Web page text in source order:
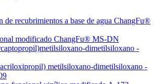
de recubrimientos a base de agua ChangFu®
modificado ChangFu® MS-DN
dimetilsiloxano -
metilsiloxano-dimetilsiloxano -